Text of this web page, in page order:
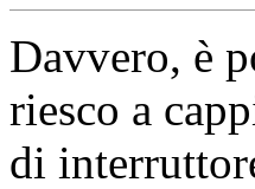
Davvero, è
riesco a
di